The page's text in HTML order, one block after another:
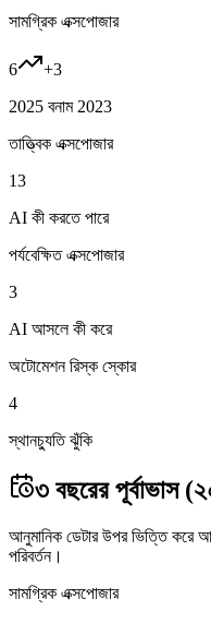
সামগ্রিক এক্সপোজার
6 +3
2025 বনাম 2023
তাত্ত্বিক এক্সপোজার
13
AI কী করতে পারে
পর্যবেক্ষিত এক্সপোজার
3
AI আসলে কী করে
অটোমেশন রিস্ক স্কোর
4
স্থানচ্যুতি ঝুঁকি
৩ বছরের
আনুমানিক ডেটার উপর ভিত্তি করে
পরিবর্তন।
সামগ্রিক এক্সপোজার